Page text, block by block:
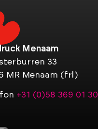
Menaam
33
MR Menaam (frl)
+31 (0)58 369 01 30